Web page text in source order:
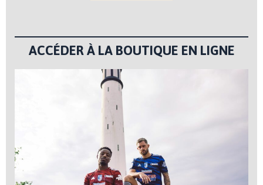
ACCÉDER À LA BOUTIQUE EN LIGNE